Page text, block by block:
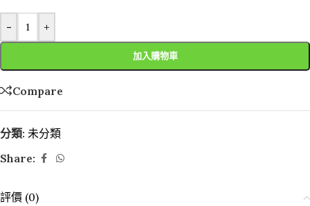
- +
加入購物車
Compare
分類: 未分類
Share:
評價 (0)